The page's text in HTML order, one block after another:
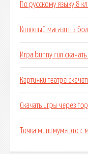
По русскому языку 8
Книжный магазин в
Игра bunny run
Картинки театра
Скачать игры через
Точка минимума это с